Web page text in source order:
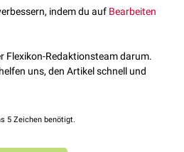
der Hand, 2. Auflage, Georg
indem du auf Bearbeiten
Flexikon-Redaktionsteam darum.
uns, den Artikel schnell und
5 Zeichen benötigt.